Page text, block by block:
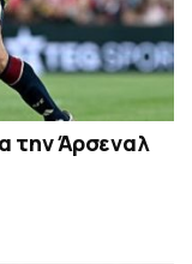
την Άρσεναλ